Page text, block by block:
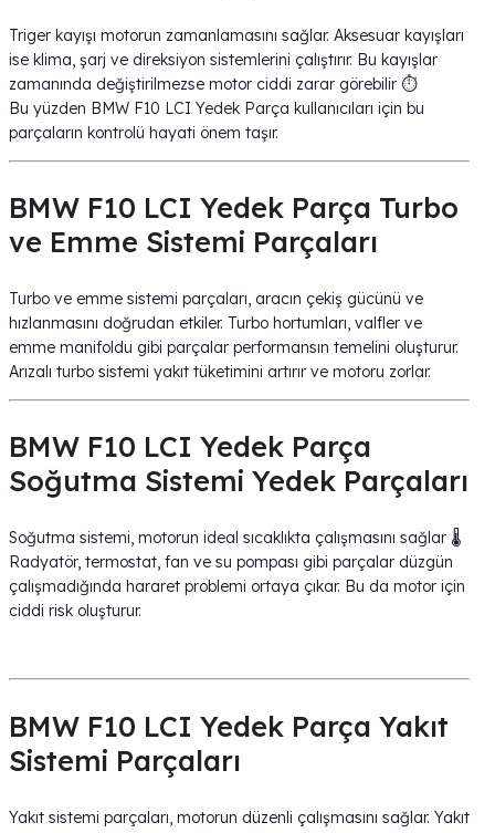
Triger kayışı motorun zamanlamasını sağlar. Aksesuar kayışları
ise klima, şarj ve direksiyon sistemlerini çalıştırır. Bu kayışlar
zamanında değiştirilmezse motor ciddi zarar görebilir ⏱️
Bu yüzden BMW F10 LCI Yedek Parça kullanıcıları için bu
parçaların kontrolü hayati önem taşır.
BMW F10 LCI Yedek Parça Turbo
ve Emme Sistemi Parçaları
Turbo ve emme sistemi parçaları, aracın çekiş gücünü ve
hızlanmasını doğrudan etkiler. Turbo hortumları, valfler ve
emme manifoldu gibi parçalar performansın temelini oluşturur.
Arızalı turbo sistemi yakıt tüketimini artırır ve motoru zorlar.
BMW F10 LCI Yedek Parça
Soğutma Sistemi Yedek Parçaları
Soğutma sistemi, motorun ideal sıcaklıkta çalışmasını sağlar 🌡️
Radyatör, termostat, fan ve su pompası gibi parçalar düzgün
çalışmadığında hararet problemi ortaya çıkar. Bu da motor için
ciddi risk oluşturur.
BMW F10 LCI Yedek Parça Yakıt
Sistemi Parçaları
Yakıt sistemi parçaları, motorun düzenli çalışmasını sağlar. Yakıt